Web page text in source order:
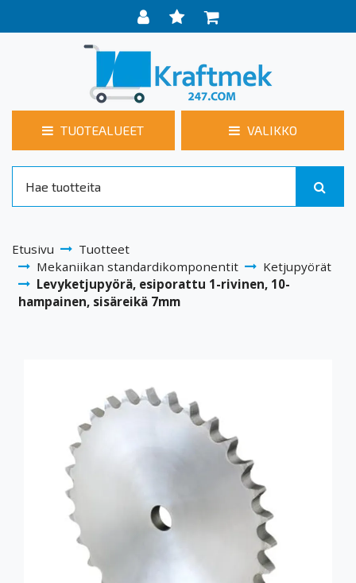
TUOTEALUEET VALIKKO
Etusivu
Tuotteet
Mekaniikan standardikomponentit
Ketjupyörät
Levyketjupyörä, esiporattu 1-rivinen, 10-
hampainen, sisäreikä 7mm